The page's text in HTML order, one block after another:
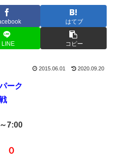
はてブ
LINE コピー
2015.06.01 2020.09.20
ーク
7:00
０